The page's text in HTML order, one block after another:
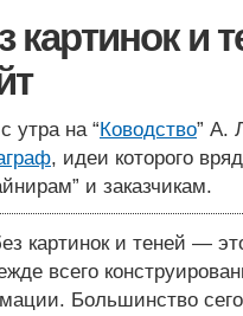
картинок и
утра на “Ководство” А.
, идеи которого
и заказчикам.
картинок и теней —
всего
Большинство